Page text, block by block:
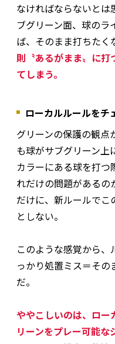
なければならないと
ブグリーン面、球の
ば、そのまま打ちたく
則〝あるがまま〟に打
てしまう。
ローカルルールをチ
グリーンの保護の観点
も球がサブグリーン上
カラーにある球を打
れだけの問題があるの
だけに、新ルールで
としない。
このような感覚から、
っかり処置ミス＝そ
だ。
ややこしいのは、ロー
リーンをプレー可能